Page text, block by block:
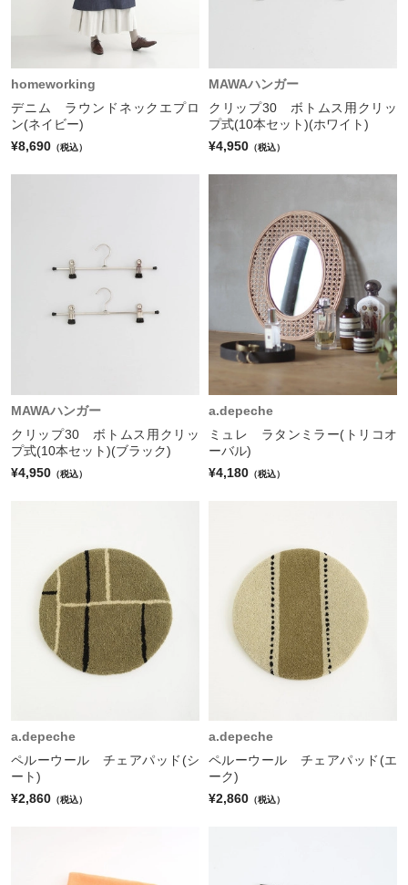
homeworking
デニム ラウンドネックエプロ
ン(ネイビー)
¥8,690 （税込）
MAWAハンガー
クリップ30 ボトムス用クリッ
プ式(10本セット)(ホワイト)
¥4,950 （税込）
MAWAハンガー
クリップ30 ボトムス用クリッ
プ式(10本セット)(ブラック)
¥4,950 （税込）
a.depeche
ミュレ ラタンミラー(トリコオ
ーバル)
¥4,180 （税込）
a.depeche
ペルーウール チェアパッド(シ
ート)
¥2,860 （税込）
a.depeche
ペルーウール チェアパッド(エ
ーク)
¥2,860 （税込）